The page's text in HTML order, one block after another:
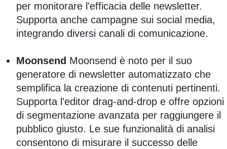
per monitorare l'efficacia delle newsletter.
Supporta anche campagne sui social media,
integrando diversi canali di comunicazione.
Moonsend Moonsend è noto per il suo
generatore di newsletter automatizzato che
semplifica la creazione di contenuti pertinenti.
Supporta l'editor drag-and-drop e offre opzioni
di segmentazione avanzata per raggiungere il
pubblico giusto. Le sue funzionalità di analisi
consentono di misurare il successo delle